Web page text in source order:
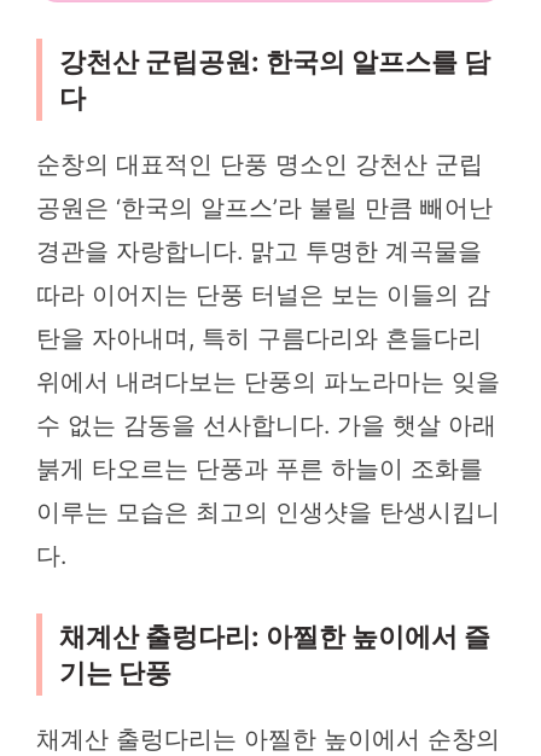
강천산 군립공원: 한국의 알프스를 담
다
순창의 대표적인 단풍 명소인 강천산 군립
공원은 ‘한국의 알프스’라 불릴 만큼 빼어난
경관을 자랑합니다. 맑고 투명한 계곡물을
따라 이어지는 단풍 터널은 보는 이들의 감
탄을 자아내며, 특히 구름다리와 흔들다리
위에서 내려다보는 단풍의 파노라마는 잊을
수 없는 감동을 선사합니다. 가을 햇살 아래
붉게 타오르는 단풍과 푸른 하늘이 조화를
이루는 모습은 최고의 인생샷을 탄생시킵니
다.
채계산 출렁다리: 아찔한 높이에서 즐
기는 단풍
채계산 출렁다리는 아찔한 높이에서 순창의